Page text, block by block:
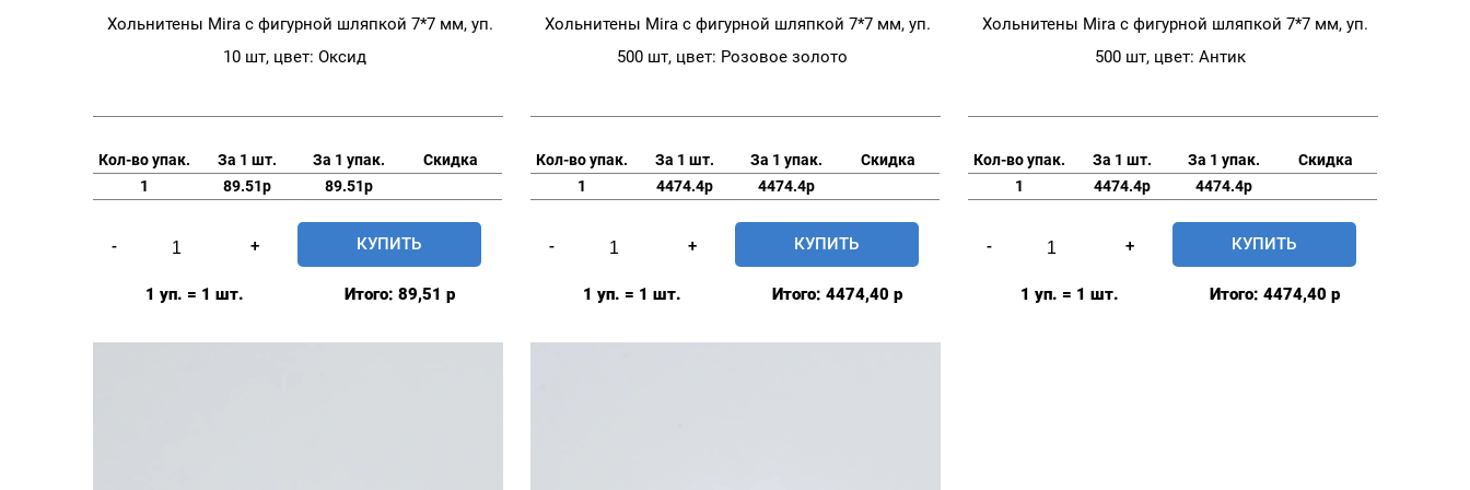
Хольнитены Mira с фигурной шляпкой 7*7 мм, уп.
10 шт, цвет: Оксид
Кол-во упак. За 1 шт. За 1 упак.
Скидка
1
89.51р 89.51р
-
товара
Хольнитены
с
+ КУПИТЬ
1 уп. = 1 шт. Итого: 89,51 р
Хольнитены Mira с фигурной шляпкой 7*7 мм, уп.
500 шт, цвет: Розовое золото
Кол-во упак. За 1 шт. За 1 упак.
Скидка
1
4474.4р 4474.4р
-
товара
Хольнитены
с
+ КУПИТЬ
1 уп. = 1 шт. Итого: 4474,40 р
Хольнитены Mira с фигурной шляпкой 7*7 мм, уп.
500 шт, цвет: Антик
Кол-во упак. За 1 шт. За 1 упак.
Скидка
1
4474.4р 4474.4р
-
товара
Хольнитены
+ КУПИТЬ
1 уп. = 1 шт. Итого: 4474,40 р